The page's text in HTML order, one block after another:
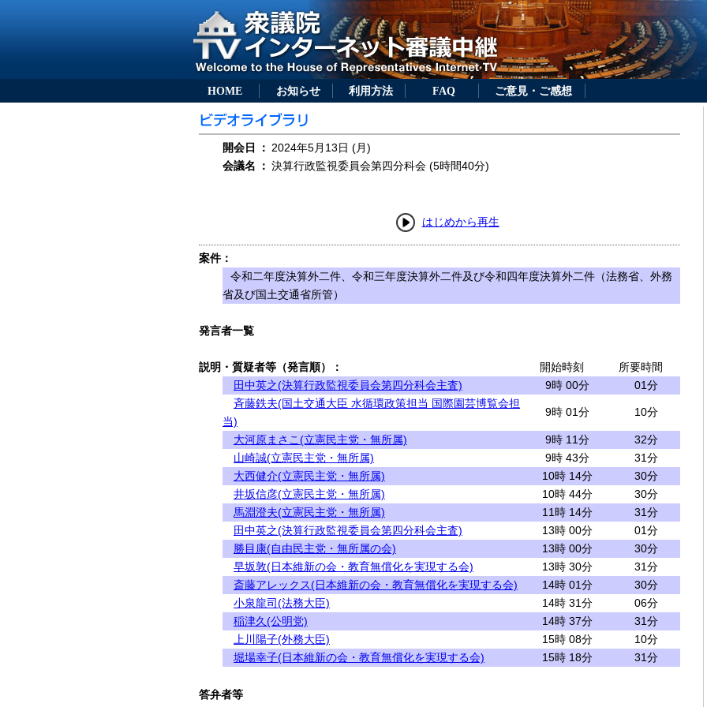
HOME お知らせ 利用方法 FAQ ご意見・ご感想
開会日 ： 2024年5月13日 (月)
会議名
： 決算行政監視委員会第四分科会 (5時間40分)
はじめから再生
案件：
令和二年度決算外二件、令和三年度決算外二件及び令和四年度決算外二件（法務省、外務
省及び国土交通省所管）
発言者一覧
説明・質疑者等（発言順）： 開始時刻
所要時間
田中英之(決算行政監視委員会第四分科会主査)
9時 00分
01分
斉藤鉄夫(国土交通大臣 水循環政策担当 国際園芸博覧会担
当)
9時 01分 10分
大河原まさこ(立憲民主党・無所属) 9時 11分
32分
山崎誠(立憲民主党・無所属)
9時 43分
31分
大西健介(立憲民主党・無所属)
10時 14分
30分
井坂信彦(立憲民主党・無所属)
10時 44分
30分
馬淵澄夫(立憲民主党・無所属)
11時 14分
31分
田中英之(決算行政監視委員会第四分科会主査)
13時 00分
01分
勝目康(自由民主党・無所属の会)
13時 00分
30分
早坂敦(日本維新の会・教育無償化を実現する会)
13時 30分
31分
斎藤アレックス(日本維新の会・教育無償化を実現する会)
14時 01分
30分
小泉龍司(法務大臣)
14時 31分
06分
稲津久(公明党)
14時 37分
31分
上川陽子(外務大臣)
15時 08分
10分
堀場幸子(日本維新の会・教育無償化を実現する会)
15時 18分 31分
答弁者等